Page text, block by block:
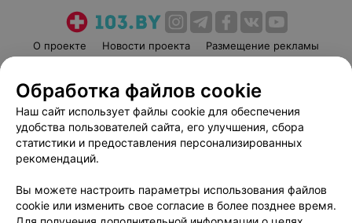
О проекте Новости проекта
Размещение рекламы
Пользовательское соглашение
Способы оплаты
Вакансии
Партнеры
Написать руководителю 103.by
Обработка персональных данных
Обработка файлов cookie
Наш сайт использует файлы cookie для обеспечения
удобства пользователей сайта, его улучшения, сбора
статистики и предоставления персонализированных
рекомендаций.
Вы можете настроить параметры использования файлов
cookie или изменить свое согласие в более позднее время.